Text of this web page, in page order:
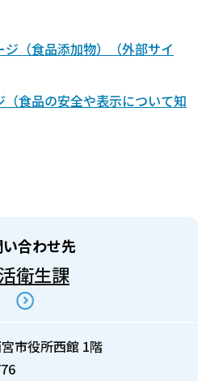
（食品添加物）（外部サイ
食品の安全や表示について知
合わせ先
衛生課
市役所西館 1階